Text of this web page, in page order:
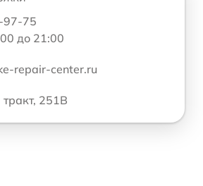
97-75
до 21:00
repair-center.ru
251В